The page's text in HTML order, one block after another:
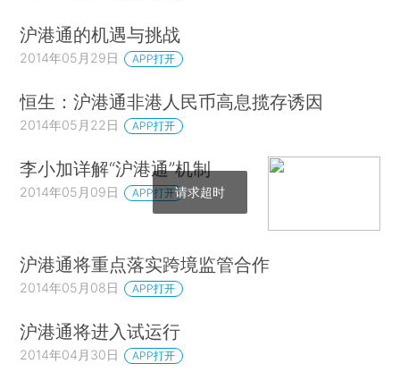
沪港通的机遇与挑战
2014年05月29日 APP打开
恒生：沪港通非港人民币高息揽存诱因
2014年05月22日 APP打开
李小加详解“沪港通”机制
2014年05月09日 APP打开
沪港通将重点落实跨境监管合作
2014年05月08日 APP打开
沪港通将进入试运行
2014年04月30日 APP打开
请求超时